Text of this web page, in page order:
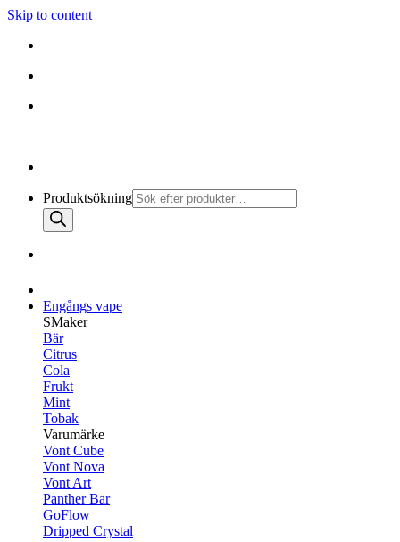
Skip to content
Produktsökning
Engångs vape
SMaker
Bär
Citrus
Cola
Frukt
Mint
Tobak
Varumärke
Vont Cube
Vont Nova
Vont Art
Panther Bar
GoFlow
Dripped Crystal